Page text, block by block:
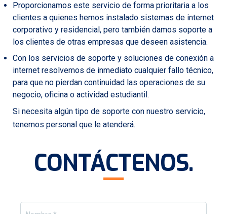
Proporcionamos este servicio de forma prioritaria a los
clientes a quienes hemos instalado sistemas de internet
corporativo y residencial, pero también damos soporte a
los clientes de otras empresas que deseen asistencia.
Con los servicios de soporte y soluciones de conexión a
internet resolvemos de inmediato cualquier fallo técnico,
para que no pierdan continuidad las operaciones de su
negocio, oficina o actividad estudiantil.
Si necesita algún tipo de soporte con nuestro servicio,
tenemos personal que le atenderá.
CONTÁCTENOS.